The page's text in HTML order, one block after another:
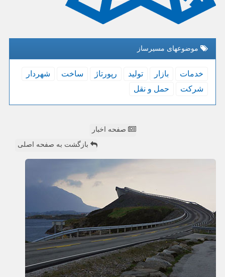
موضوعهای مسیرساز
خدمات بازار تولید رپورتاژ ساخت
شهردار
شركت
حمل و نقل
صفحه اخبار
بازگشت به صفحه اصلی